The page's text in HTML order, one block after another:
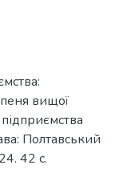
вищої
Полтавський
42 с.